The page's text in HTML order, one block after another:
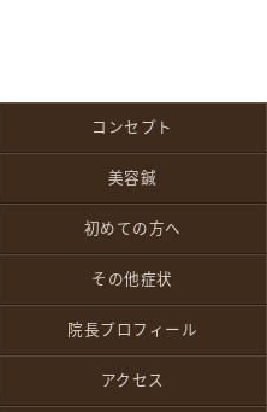
コンセプト
美容鍼
初めての方へ
その他症状
院長プロフィール
アクセス